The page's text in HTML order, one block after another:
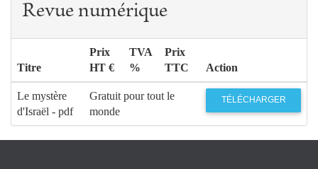
Revue numérique
Titre
Prix
HT €
TVA
%
Prix
TTC
Action
Le mystère
d'Israël - pdf
Gratuit pour tout le
monde
TÉLÉCHARGER